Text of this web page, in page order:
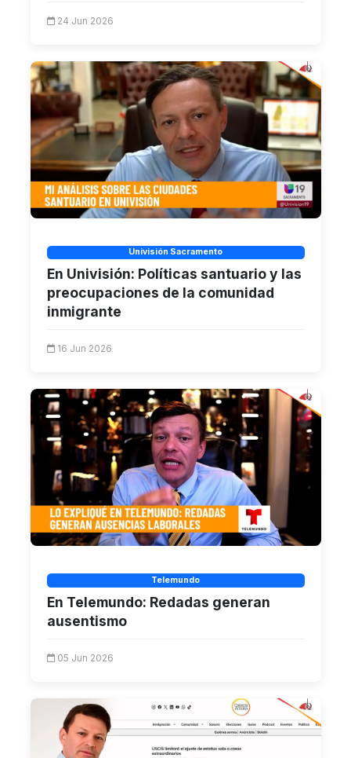
24 Jun 2026
Univisión Sacramento
En Univisión: Políticas santuario y las
preocupaciones de la comunidad
inmigrante
16 Jun 2026
Telemundo
En Telemundo: Redadas generan
ausentismo
05 Jun 2026